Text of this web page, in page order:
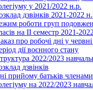
у 2021/2022 н.р.
дзвінків 2021-2022
роботи груп
на ІІ семестр 2021-
про робочі дні у
дії воєнного стану
2022/2023
дзвінків
прийому батьків членами
на 2022/2023